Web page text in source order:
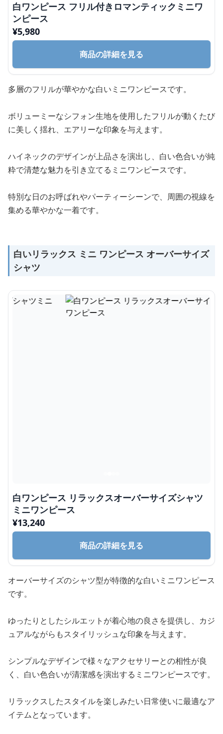
白ワンピース フリル付きロマンティックミニワ
ンピース
¥5,980
商品の詳細を見る
多層のフリルが華やかな白いミニワンピースです。
ボリューミーなシフォン生地を使用したフリルが動くたび
に美しく揺れ、エアリーな印象を与えます。
ハイネックのデザインが上品さを演出し、白い色合いが純
粋で清楚な魅力を引き立てるミニワンピースです。
特別な日のお呼ばれやパーティーシーンで、周囲の視線を
集める華やかな一着です。
白いリラックス ミニ ワンピース オーバーサイズ
シャツ
白ワンピース リラックスオーバーサイズシャツ
ミニワンピース
¥13,240
商品の詳細を見る
オーバーサイズのシャツ型が特徴的な白いミニワンピース
です。
ゆったりとしたシルエットが着心地の良さを提供し、カジ
ュアルながらもスタイリッシュな印象を与えます。
シンプルなデザインで様々なアクセサリーとの相性が良
く、白い色合いが清潔感を演出するミニワンピースです。
リラックスしたスタイルを楽しみたい日常使いに最適なア
イテムとなっています。